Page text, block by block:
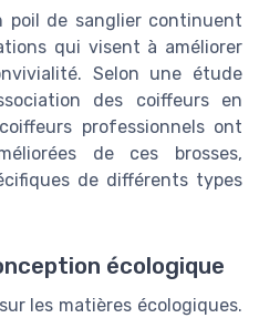
poil de sanglier continuent
qui visent à améliorer
Selon une étude
des coiffeurs en
professionnels ont
de ces brosses,
de différents types
écologique
les matières écologiques.